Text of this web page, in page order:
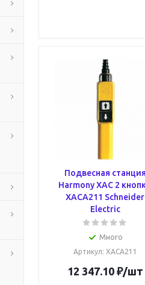
Подвесная станция
Harmony XAC 2
XACA211 Schneider
Electric
Много
Артикул: XACA211
12 347.10₽/шт